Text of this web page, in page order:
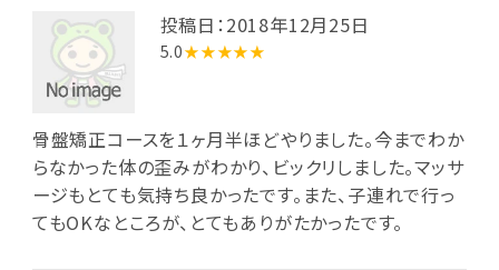
投稿日：2018年12月25日
5.0★★★★★
骨盤矯正コースを１ヶ月半ほどやりました。今までわか
らなかった体の歪みがわかり、ビックリしました。マッサ
ージもとても気持ち良かったです。また、子連れで行っ
てもOKなところが、とてもありがたかったです。